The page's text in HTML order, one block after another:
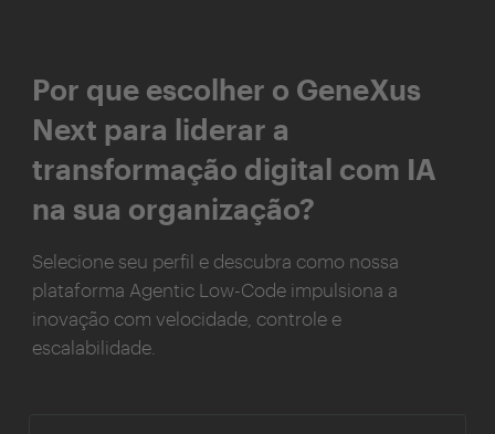
Por que escolher o GeneXus
Next para liderar a
transformação digital com IA
na sua organização?
Selecione seu perfil e descubra como nossa
plataforma Agentic Low-Code impulsiona a
inovação com velocidade, controle e
escalabilidade.